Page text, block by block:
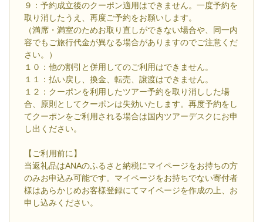
９：予約成立後のクーポン適用はできません。一度予約を
取り消したうえ、再度ご予約をお願いします。
（満席・満室のためお取り直しができない場合や、同一内
容でもご旅行代金が異なる場合がありますのでご注意くだ
さい。）
１０：他の割引と併用してのご利用はできません。
１１：払い戻し、換金、転売、譲渡はできません。
１２：クーポンを利用したツアー予約を取り消しした場
合、原則としてクーポンは失効いたします。再度予約をし
てクーポンをご利用される場合は国内ツアーデスクにお申
し出ください。
【ご利用前に】
当返礼品はANAのふるさと納税にマイページをお持ちの方
のみお申込み可能です。マイページをお持ちでない寄付者
様はあらかじめお客様登録にてマイページを作成の上、お
申し込みください。